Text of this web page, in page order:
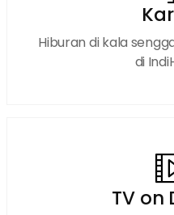
Hiburan di kala
di
TV on